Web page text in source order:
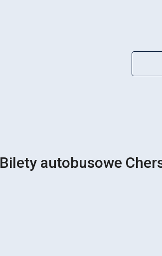
Bilety autobusowe